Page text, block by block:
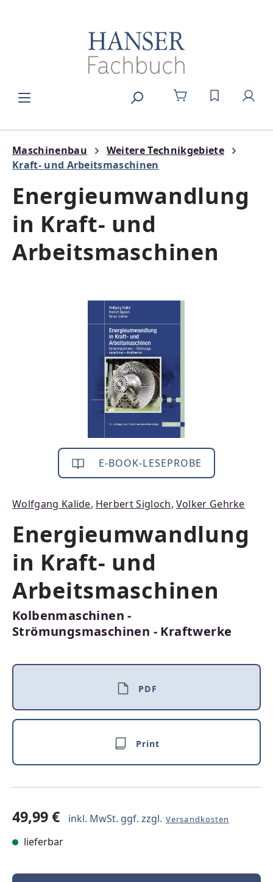
DU HAST 0
Maschinenbau
Weitere Technikgebiete
Kraft- und Arbeitsmaschinen
Energieumwandlung
in Kraft- und
Arbeitsmaschinen
Bildergalerie überspringen
E-BOOK-LESEPROBE
Wolfgang Kalide, Herbert Sigloch, Volker Gehrke
Energieumwandlung
in Kraft- und
Arbeitsmaschinen
Kolbenmaschinen -
Strömungsmaschinen - Kraftwerke
PDF
Print
49,99 € inkl. MwSt. ggf. zzgl. Versandkosten
lieferbar